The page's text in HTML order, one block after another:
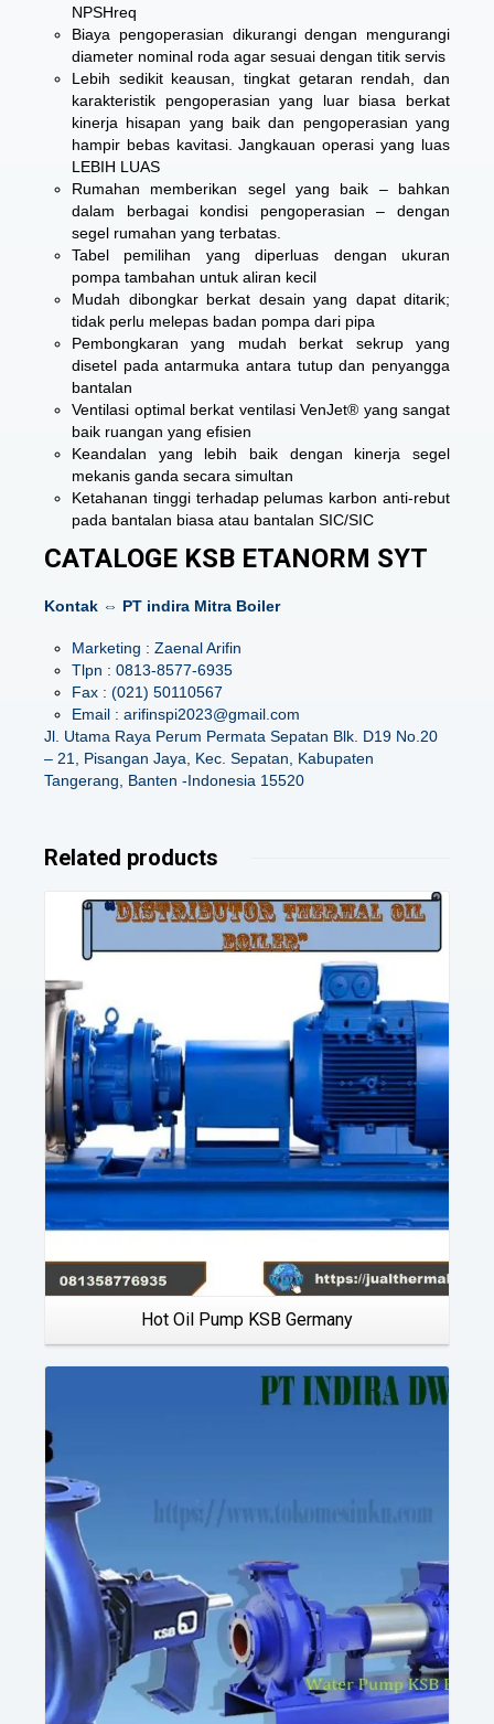
NPSHreq
Biaya pengoperasian dikurangi dengan mengurangi
diameter nominal roda agar sesuai dengan titik servis
Lebih sedikit keausan, tingkat getaran rendah, dan
karakteristik pengoperasian yang luar biasa berkat
kinerja hisapan yang baik dan pengoperasian yang
hampir bebas kavitasi. Jangkauan operasi yang luas
LEBIH LUAS
Rumahan memberikan segel yang baik – bahkan
dalam berbagai kondisi pengoperasian – dengan
segel rumahan yang terbatas.
Tabel pemilihan yang diperluas dengan ukuran
pompa tambahan untuk aliran kecil
Mudah dibongkar berkat desain yang dapat ditarik;
tidak perlu melepas badan pompa dari pipa
Pembongkaran yang mudah berkat sekrup yang
disetel pada antarmuka antara tutup dan penyangga
bantalan
Ventilasi optimal berkat ventilasi VenJet® yang sangat
baik ruangan yang efisien
Keandalan yang lebih baik dengan kinerja segel
mekanis ganda secara simultan
Ketahanan tinggi terhadap pelumas karbon anti-rebut
pada bantalan biasa atau bantalan SIC/SIC
CATALOGE KSB ETANORM SYT
Kontak ⇔ PT indira Mitra Boiler
Marketing : Zaenal Arifin
Tlpn : 0813-8577-6935
Fax : (021) 50110567
Email : arifinspi2023@gmail.com
Jl. Utama Raya Perum Permata Sepatan Blk. D19 No.20
– 21, Pisangan Jaya, Kec. Sepatan, Kabupaten
Tangerang, Banten -Indonesia 15520
Related products
Hot Oil Pump KSB Germany